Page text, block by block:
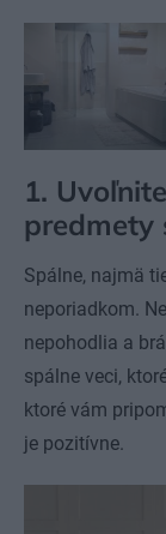
1.
predmety
Spálne, najmä
neporiadkom.
nepohodlia a
spálne veci,
ktoré vám
je pozitívne.